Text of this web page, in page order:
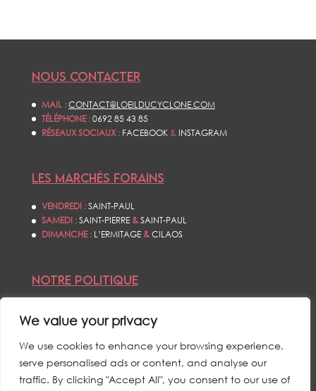
We value your privacy
We use cookies to enhance your browsing experience,
serve personalised ads or content, and analyse our
traffic. By clicking "Accept All", you consent to our use of
NOUS CONTACTER
MAIL :CONTACT@LOEILDUCYCLONE.COM
TÉLÉPHONE :0692 85 43 85
RÉSEAUX SOCIAUX : FACEBOOK& INSTAGRAM
LES MARCHÉS FORAINS
VENDREDI :SAINT-PAUL
SAMEDI :SAINT-PIERRE&SAINT-PAUL
DIMANCHE : L’ERMITAGE &CILAOS
NOTRE POLITIQUE
POLITIQUE DE CONFIDENTIALITÉS